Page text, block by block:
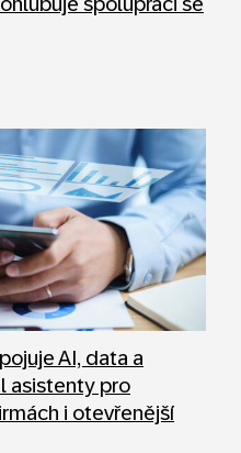
AI, data a
asistenty pro
i otevřenější